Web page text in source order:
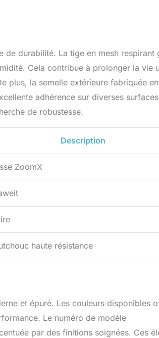
de durabilité. La tige en mesh respirant
Cela contribue à prolonger la vie
plus, la semelle extérieure fabriquée en
adhérence sur diverses
de robustesse.
Description
ZoomX
haute résistance
et épuré. Les couleurs disponibles
Le numéro de modèle
par des finitions soignées. Ces